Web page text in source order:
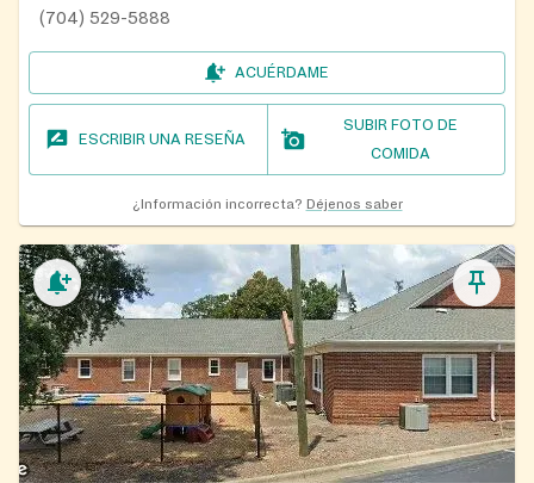
(704) 529-5888
ACUÉRDAME
ESCRIBIR UNA RESEÑA
SUBIR FOTO DE
COMIDA
¿Información incorrecta? Déjenos saber